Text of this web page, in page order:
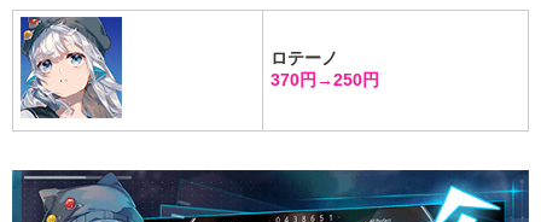
ロテーノ
370円→250円